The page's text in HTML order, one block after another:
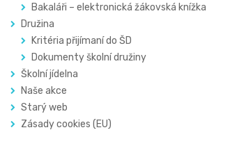
Bakaláři – elektronická žákovská knížka
Družina
Kritéria přijímaní do ŠD
Dokumenty školní družiny
Školní jídelna
Naše akce
Starý web
Zásady cookies (EU)